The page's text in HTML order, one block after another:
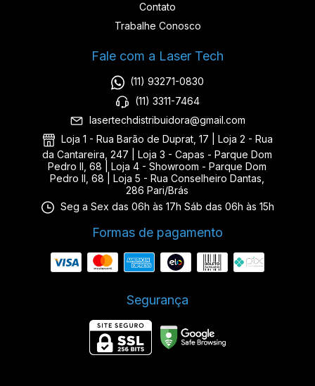
Contato
Trabalhe Conosco
Fale com a Laser Tech
(11) 93271-0830
(11) 3311-7464
lasertechdistribuidora@gmail.com
Loja 1 - Rua Barão de Duprat, 17 | Loja 2 - Rua
da Cantareira, 247 | Loja 3 - Capas - Parque Dom
Pedro II, 68 | Loja 4 - Showroom - Parque Dom
Pedro II, 68 | Loja 5 - Rua Conselheiro Dantas,
286 Pari/Brás
Seg a Sex das 06h às 17h Sáb das 06h às 15h
Formas de pagamento
Segurança